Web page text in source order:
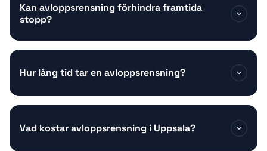
Kan avloppsrensning förhindra framtida
stopp?
Hur lång tid tar en avloppsrensning?
Vad kostar avloppsrensning i Uppsala?